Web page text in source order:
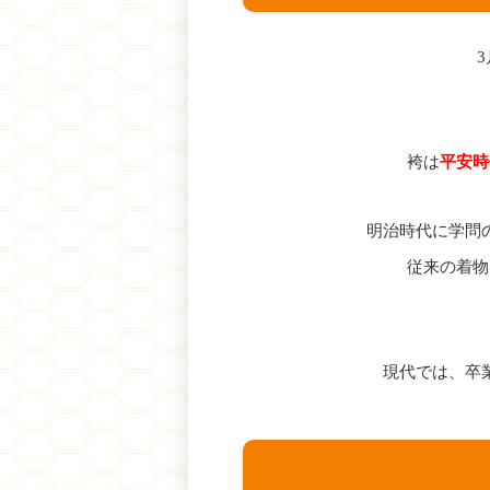
3
袴は平安
明治時代に学問
従来の着
現代では、卒